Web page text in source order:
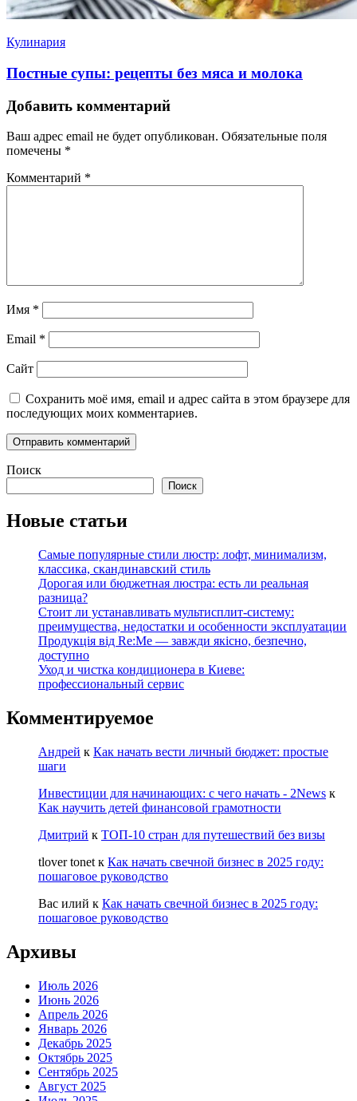
Кулинария
Постные супы: рецепты без мяса и молока
Добавить комментарий
Ваш адрес email не будет опубликован. Обязательные поля
помечены *
Комментарий *
Имя *
Email *
Сайт
Сохранить моё имя, email и адрес сайта в этом браузере для
последующих моих комментариев.
Поиск
Поиск
Новые статьи
Самые популярные стили люстр: лофт, минимализм,
классика, скандинавский стиль
Дорогая или бюджетная люстра: есть ли реальная
разница?
Стоит ли устанавливать мультисплит-систему:
преимущества, недостатки и особенности эксплуатации
Продукція від Re:Me — завжди якісно, безпечно,
доступно
Уход и чистка кондиционера в Киеве:
профессиональный сервис
Комментируемое
Андрей к Как начать вести личный бюджет: простые
шаги
Инвестиции для начинающих: с чего начать - 2News к
Как научить детей финансовой грамотности
Дмитрий к ТОП-10 стран для путешествий без визы
tlover tonet к Как начать свечной бизнес в 2025 году:
пошаговое руководство
Вас илий к Как начать свечной бизнес в 2025 году:
пошаговое руководство
Архивы
Июль 2026
Июнь 2026
Апрель 2026
Январь 2026
Декабрь 2025
Октябрь 2025
Сентябрь 2025
Август 2025